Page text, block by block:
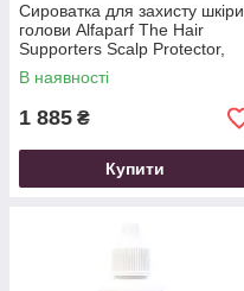
Сироватка для захисту шкіри
голови Alfaparf The Hair
Supporters Scalp Protector,
156 мл (12*13 мл)
В наявності
1 885 ₴
Купити